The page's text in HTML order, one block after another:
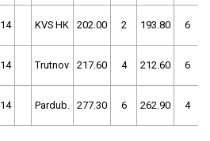
KVS HK 202.00 2 193.80 6
Trutnov 217.60 4 212.60 6
Pardub. 277.30 6 262.90 4